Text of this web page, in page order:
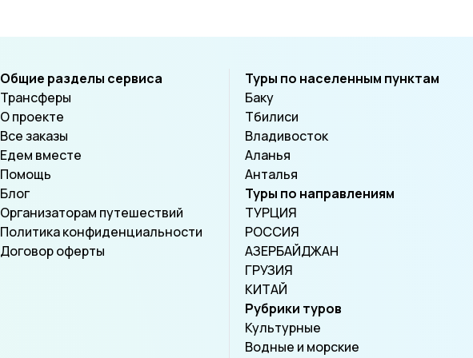
Общие разделы сервиса
Трансферы
О проекте
Все заказы
Едем вместе
Помощь
Блог
Организаторам путешествий
Политика конфиденциальности
Договор оферты
Туры по населенным пунктам
Баку
Тбилиси
Владивосток
Аланья
Анталья
Туры по направлениям
ТУРЦИЯ
РОССИЯ
АЗЕРБАЙДЖАН
ГРУЗИЯ
КИТАЙ
Рубрики туров
Культурные
Водные и морские